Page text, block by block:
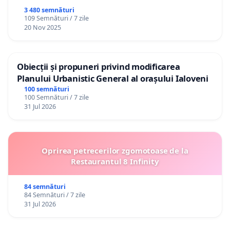
3 480 semnături
109 Semnături / 7 zile
20 Nov 2025
Obiecții și propuneri privind modificarea
Planului Urbanistic General al orașului Ialoveni
100 semnături
100 Semnături / 7 zile
31 Jul 2026
Oprirea petrecerilor zgomotoase de la
Restaurantul 8 Infinity
84 semnături
84 Semnături / 7 zile
31 Jul 2026